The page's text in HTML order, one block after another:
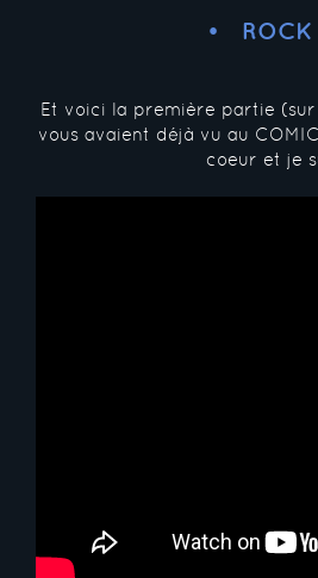
ROCK
Et voici la première partie
vous avaient déjà vu au
coeur et je